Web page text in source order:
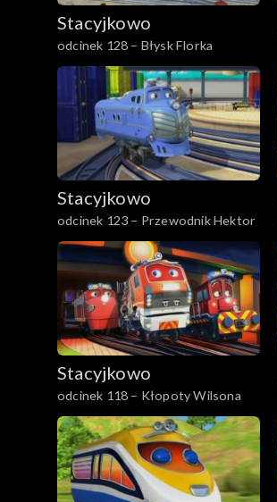
Stacyjkowo
odcinek 128 – Błysk Florka
Stacyjkowo
odcinek 123 – Przewodnik Hektor
Stacyjkowo
odcinek 118 – Kłopoty Wilsona